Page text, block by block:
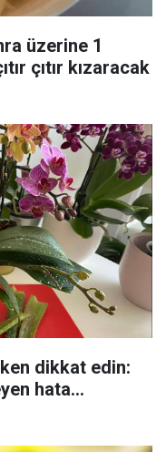
üzerine 1
çıtır kızaracak
dikkat edin:
hata...